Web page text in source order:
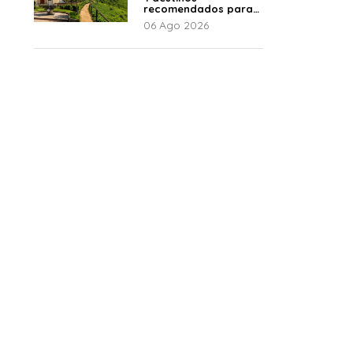
recomendados para
disfrutar el descanso
06 Ago 2026